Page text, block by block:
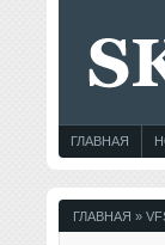
ГЛАВНАЯ
ГЛАВНАЯ »